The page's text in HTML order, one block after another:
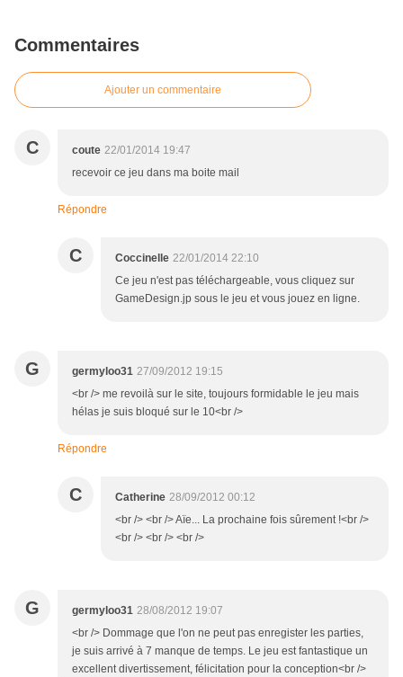
Commentaires
Ajouter un commentaire
C coute 22/01/2014 19:47
recevoir ce jeu dans ma boite mail
Répondre
C Coccinelle 22/01/2014 22:10
Ce jeu n'est pas téléchargeable, vous cliquez sur
GameDesign.jp sous le jeu et vous jouez en ligne.
G germyloo31 27/09/2012 19:15
<br /> me revoilà sur le site, toujours formidable le jeu mais
hélas je suis bloqué sur le 10<br />
Répondre
C Catherine 28/09/2012 00:12
<br /> <br /> Aïe... La prochaine fois sûrement !<br />
<br /> <br /> <br />
G germyloo31 28/08/2012 19:07
<br /> Dommage que l'on ne peut pas enregister les parties,
je suis arrivé à 7 manque de temps. Le jeu est fantastique un
excellent divertissement, félicitation pour la conception<br />